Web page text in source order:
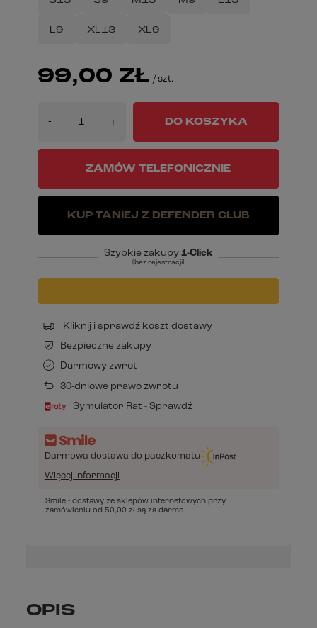
L9 XL13 XL9
99,00 ZŁ / szt.
- + DO KOSZYKA
ZAMÓW TELEFONICZNIE
KUP TANIEJ Z DEFENDER CLUB
Szybkie zakupy 1-Click
(bez rejestracji)
Kliknij i sprawdź koszt dostawy
Bezpieczne zakupy
Darmowy zwrot
30-dniowe prawo zwrotu
Symulator Rat - Sprawdź
Darmowa dostawa do paczkomatu
Więcej informacji
Smile - dostawy ze sklepów internetowych przy
zamówieniu od 50,00 zł są za darmo.
OPIS